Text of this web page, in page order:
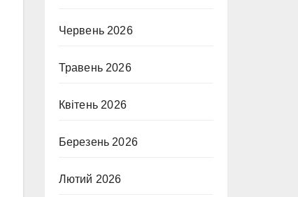
Червень 2026
Травень 2026
Квітень 2026
Березень 2026
Лютий 2026